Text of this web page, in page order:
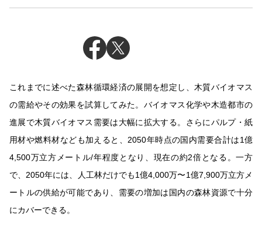
これまでに述べた森林循環経済の展開を想定し、木質バイオマス
の需給やその効果を試算してみた。バイオマス化学や木造都市の
進展で木質バイオマス需要は大幅に拡大する。さらにパルプ・紙
用材や燃料材なども加えると、2050年時点の国内需要合計は1億
4,500万立方メートル/年程度となり、現在の約2倍となる。一方
で、2050年には、人工林だけでも1億4,000万〜1億7,900万立方メ
ートルの供給が可能であり、需要の増加は国内の森林資源で十分
にカバーできる。